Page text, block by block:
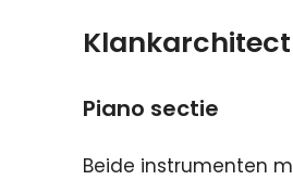
Piano sectie
Beide instrumenten